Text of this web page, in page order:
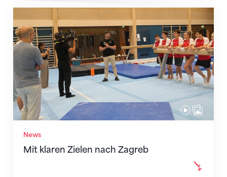
News
Mit klaren Zielen nach Zagreb
Mit klaren Zielen nach Zagreb